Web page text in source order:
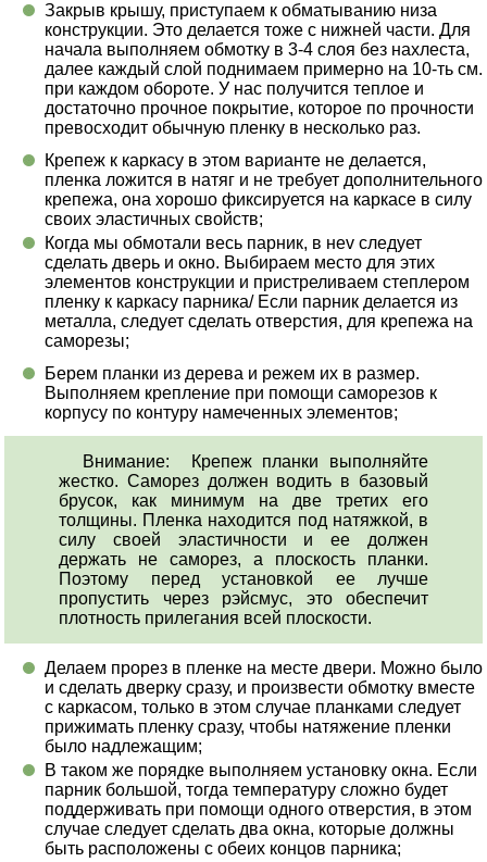
Закрыв крышу, приступаем к обматыванию низа
конструкции. Это делается тоже с нижней части. Для
начала выполняем обмотку в 3-4 слоя без нахлеста,
далее каждый слой поднимаем примерно на 10-ть см.
при каждом обороте. У нас получится теплое и
достаточно прочное покрытие, которое по прочности
превосходит обычную пленку в несколько раз.
Крепеж к каркасу в этом варианте не делается,
пленка ложится в натяг и не требует дополнительного
крепежа, она хорошо фиксируется на каркасе в силу
своих эластичных свойств;
Когда мы обмотали весь парник, в неv следует
сделать дверь и окно. Выбираем место для этих
элементов конструкции и пристреливаем степлером
пленку к каркасу парника/ Если парник делается из
металла, следует сделать отверстия, для крепежа на
саморезы;
Берем планки из дерева и режем их в размер.
Выполняем крепление при помощи саморезов к
корпусу по контуру намеченных элементов;
Внимание: Крепеж планки выполняйте
жестко. Саморез должен водить в базовый
брусок, как минимум на две третих его
толщины. Пленка находится под натяжкой, в
силу своей эластичности и ее должен
держать не саморез, а плоскость планки.
Поэтому перед установкой ее лучше
пропустить через рэйсмус, это обеспечит
плотность прилегания всей плоскости.
Делаем прорез в пленке на месте двери. Можно было
и сделать дверку сразу, и произвести обмотку вместе
с каркасом, только в этом случае планками следует
прижимать пленку сразу, чтобы натяжение пленки
было надлежащим;
В таком же порядке выполняем установку окна. Если
парник большой, тогда температуру сложно будет
поддерживать при помощи одного отверстия, в этом
случае следует сделать два окна, которые должны
быть расположены с обеих концов парника;